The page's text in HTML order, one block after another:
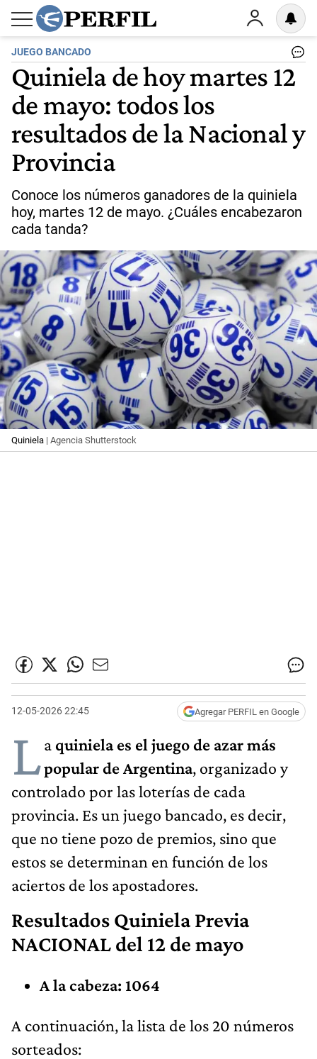
JUEGO BANCADO
Quiniela de hoy martes 12
de mayo: todos los
resultados de la Nacional y
Provincia
Conoce los números ganadores de la quiniela
hoy, martes 12 de mayo. ¿Cuáles encabezaron
cada tanda?
Quiniela | Agencia Shutterstock
12-05-2026 22:45 Agregar PERFIL en Google
La quiniela es el juego de azar más
popular de Argentina, organizado y
controlado por las loterías de cada
provincia. Es un juego bancado, es decir,
que no tiene pozo de premios, sino que
estos se determinan en función de los
aciertos de los apostadores.
Resultados Quiniela Previa
NACIONAL del 12 de mayo
A la cabeza: 1064
A continuación, la lista de los 20 números
sorteados: